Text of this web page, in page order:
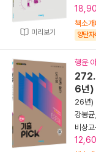
미리보기
책소
양탄자
행운
272.
6년)
26년)
강봉균
비상